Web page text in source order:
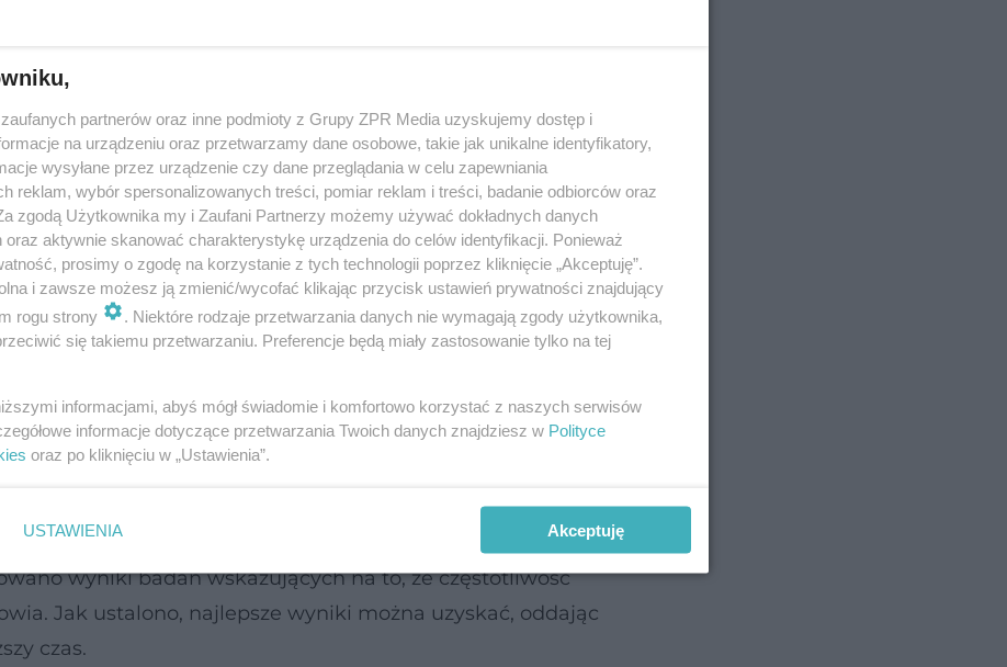
Można rzec, że nawyki związane z wypróżnianiem,
– wpływały na relacje społeczne, na
miast.
wskaźników, dotyczących stanu zdrowia. Naukowcy coraz
reszty organizmu.
wyniki badań wskazujących na to, że częstotliwość
Jak ustalono, najlepsze wyniki można uzyskać, oddając
czas.
partnerów oraz inne podmioty z Grupy ZPR Media uzyskujemy dostęp i
na urządzeniu oraz przetwarzamy dane osobowe, takie jak unikalne identyfikatory,
wysyłane przez urządzenie czy dane przeglądania w celu zapewniania
reklam, wybór spersonalizowanych treści, pomiar reklam i treści, badanie odbiorców oraz
zgodą Użytkownika my i Zaufani Partnerzy możemy używać dokładnych danych
oraz aktywnie skanować charakterystykę urządzenia do celów identyfikacji. Ponieważ
prosimy o zgodę na korzystanie z tych technologii poprzez kliknięcie „Akceptuję”.
i zawsze możesz ją zmienić/wycofać klikając przycisk ustawień prywatności znajdujący
rogu strony
. Niektóre rodzaje przetwarzania danych nie wymagają zgody użytkownika,
się takiemu przetwarzaniu. Preferencje będą miały zastosowanie tylko na tej
informacjami, abyś mógł świadomie i komfortowo korzystać z naszych serwisów
informacje dotyczące przetwarzania Twoich danych znajdziesz w Polityce
oraz po kliknięciu w „Ustawienia”.
USTAWIENIA Akceptuję